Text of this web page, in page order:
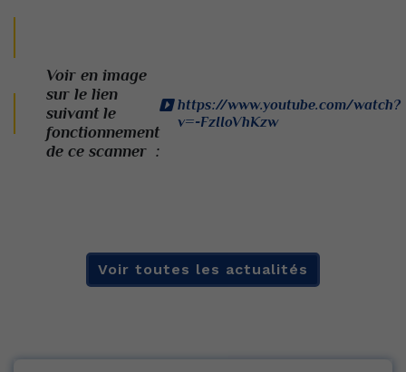
Voir en image
sur le lien
suivant le
fonctionnement
de ce scanner :
https://www.youtube.com/watch?
v=-FzIIoVhKzw
Voir toutes les actualités